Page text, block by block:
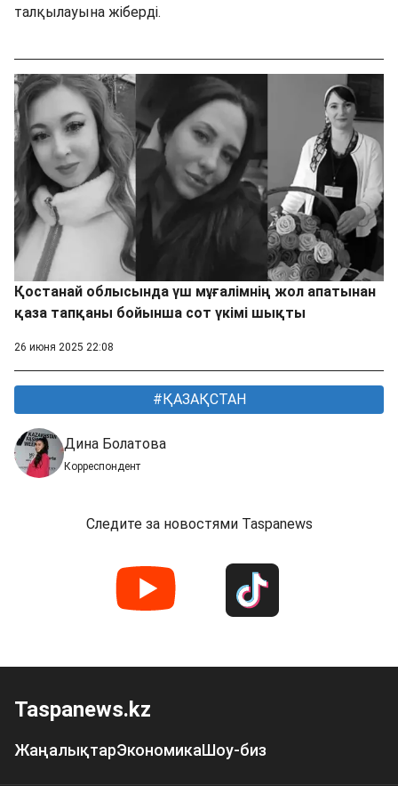
талқылауына жіберді.
Қостанай облысында үш мұғалімнің жол апатынан
қаза тапқаны бойынша сот үкімі шықты
26 июня 2025 22:08
ҚАЗАҚСТАН
Дина Болатова
Корреспондент
Следите за новостями Taspanews
Taspanews.kz
ЖаңалықтарЭкономикаШоу-биз